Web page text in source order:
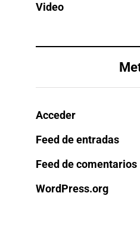
Video
Acceder
Feed de entradas
Feed de comentarios
WordPress.org